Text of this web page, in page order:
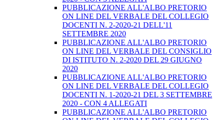
PUBBLICAZIONE ALL'ALBO PRETORIO
ON LINE DEL VERBALE DEL COLLEGIO
DOCENTI N. 2-2020-21 DELL'11
SETTEMBRE 2020
PUBBLICAZIONE ALL'ALBO PRETORIO
ON LINE DEL VERBALE DEL CONSIGLIO
DI ISTITUTO N. 2-2020 DEL 29 GIUGNO
2020
PUBBLICAZIONE ALL'ALBO PRETORIO
ON LINE DEL VERBALE DEL COLLEGIO
DOCENTI N. 1-2020-21 DEL 3 SETTEMBRE
2020 - CON 4 ALLEGATI
PUBBLICAZIONE ALL'ALBO PRETORIO